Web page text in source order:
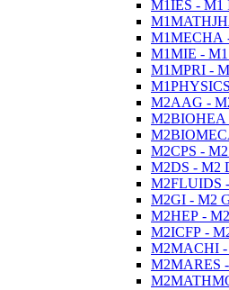
M1IES - M1
M1MECHA
M1MIE - M1
M1MPRI -
M2AAG -
M2BIOHEA
M2CPS - M2
M2DS - M2
M2FLUIDS -
M2GI - M2
M2HEP - M2
M2ICFP -
M2MACHI -
M2MARES -